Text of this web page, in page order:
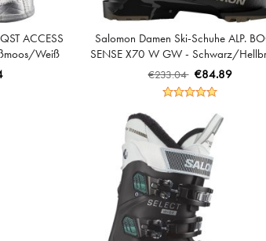
ACCESS
Weiß
Salomon Damen Ski-Schuhe ALP.
SENSE X70 W GW - Schwarz/
Metallic/Nirvana
€233.04 €84.89